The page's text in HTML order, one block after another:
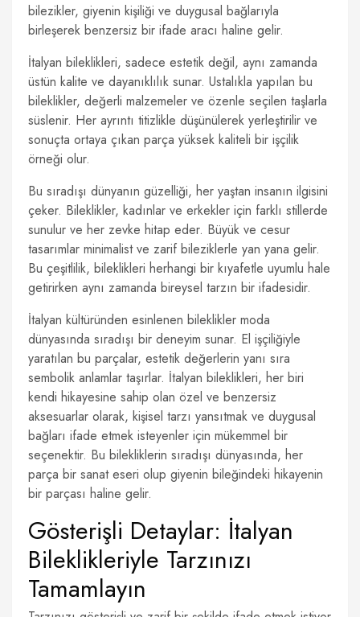
bilezikler, giyenin kişiliği ve duygusal bağlarıyla
birleşerek benzersiz bir ifade aracı haline gelir.
İtalyan bileklikleri, sadece estetik değil, aynı zamanda
üstün kalite ve dayanıklılık sunar. Ustalıkla yapılan bu
bileklikler, değerli malzemeler ve özenle seçilen taşlarla
süslenir. Her ayrıntı titizlikle düşünülerek yerleştirilir ve
sonuçta ortaya çıkan parça yüksek kaliteli bir işçilik
örneği olur.
Bu sıradışı dünyanın güzelliği, her yaştan insanın ilgisini
çeker. Bileklikler, kadınlar ve erkekler için farklı stillerde
sunulur ve her zevke hitap eder. Büyük ve cesur
tasarımlar minimalist ve zarif bileziklerle yan yana gelir.
Bu çeşitlilik, bileklikleri herhangi bir kıyafetle uyumlu hale
getirirken aynı zamanda bireysel tarzın bir ifadesidir.
İtalyan kültüründen esinlenen bileklikler moda
dünyasında sıradışı bir deneyim sunar. El işçiliğiyle
yaratılan bu parçalar, estetik değerlerin yanı sıra
sembolik anlamlar taşırlar. İtalyan bileklikleri, her biri
kendi hikayesine sahip olan özel ve benzersiz
aksesuarlar olarak, kişisel tarzı yansıtmak ve duygusal
bağları ifade etmek isteyenler için mükemmel bir
seçenektir. Bu bilekliklerin sıradışı dünyasında, her
parça bir sanat eseri olup giyenin bileğindeki hikayenin
bir parçası haline gelir.
Gösterişli Detaylar: İtalyan
Bileklikleriyle Tarzınızı
Tamamlayın